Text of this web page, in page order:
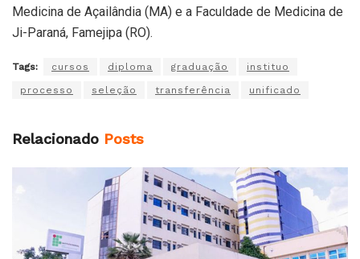
Medicina de Açailândia (MA) e a Faculdade de Medicina de
Ji-Paraná, Famejipa (RO).
Tags: cursos diploma graduação instituo
processo seleção transferência unificado
Relacionado Posts